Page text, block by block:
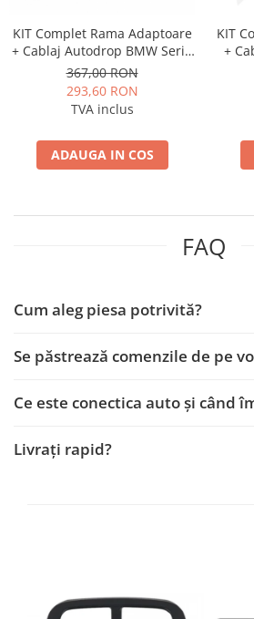
KIT Complet Rama Adaptoare
+ Cablaj Autodrop BMW Seria
1 E87 (2007-2012) pentru
Navigatie Multimedia Android
9 inch
367,00 RON
293,60 RON
TVA inclus
ADAUGA IN COS
KIT
+
FAQ
Cum aleg piesa potrivită?
Se păstrează comenzile de pe
Ce este conectica auto și când
Livrați rapid?